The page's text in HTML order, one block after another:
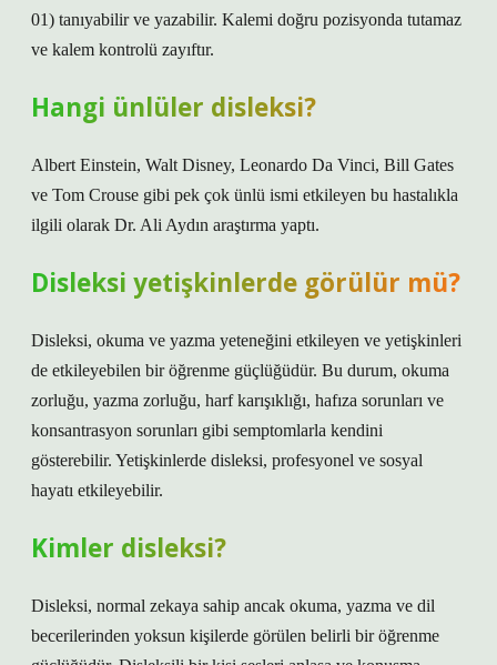
01) tanıyabilir ve yazabilir. Kalemi doğru pozisyonda tutamaz
ve kalem kontrolü zayıftır.
Hangi ünlüler disleksi?
Albert Einstein, Walt Disney, Leonardo Da Vinci, Bill Gates
ve Tom Crouse gibi pek çok ünlü ismi etkileyen bu hastalıkla
ilgili olarak Dr. Ali Aydın araştırma yaptı.
Disleksi yetişkinlerde görülür mü?
Disleksi, okuma ve yazma yeteneğini etkileyen ve yetişkinleri
de etkileyebilen bir öğrenme güçlüğüdür. Bu durum, okuma
zorluğu, yazma zorluğu, harf karışıklığı, hafıza sorunları ve
konsantrasyon sorunları gibi semptomlarla kendini
gösterebilir. Yetişkinlerde disleksi, profesyonel ve sosyal
hayatı etkileyebilir.
Kimler disleksi?
Disleksi, normal zekaya sahip ancak okuma, yazma ve dil
becerilerinden yoksun kişilerde görülen belirli bir öğrenme